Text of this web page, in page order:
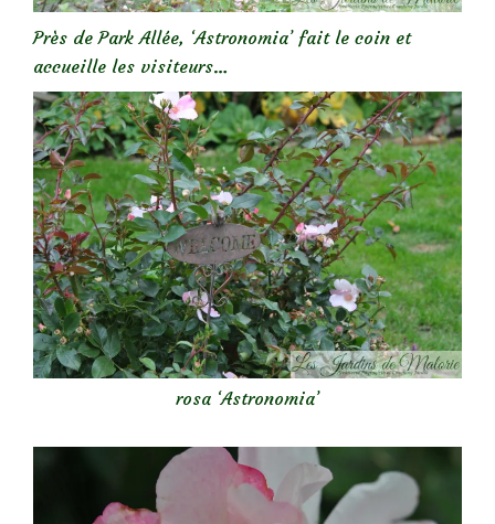
Près de Park Allée, ‘Astronomia’ fait le coin et
accueille les visiteurs…
rosa ‘Astronomia’